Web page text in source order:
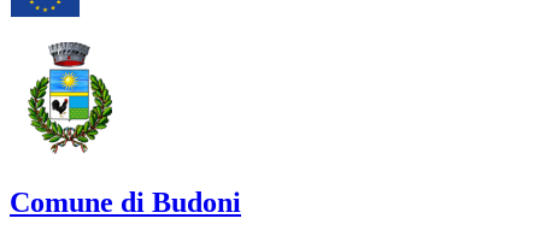
Comune di Budoni